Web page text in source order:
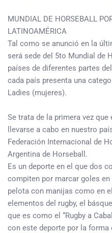
MUNDIAL DE HORSEBALL
LATINOAMÉRICA
Tal como se anunció en la
será sede del 5to Mundial de
países de diferentes partes
cada país presenta una
Ladies (mujeres).
Se trata de la primera vez
llevarse a cabo en nuestro
Federación Internacional de
Argentina de Horseball.
Es un deporte en el que dos
compiten por marcar goles
pelota con manijas como en
elementos del rugby, el
que es como el “Rugby a
con este deporte por la forma